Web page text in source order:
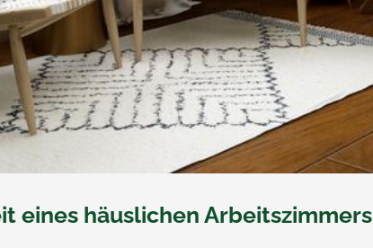
eines häuslichen Arbeitszimmers